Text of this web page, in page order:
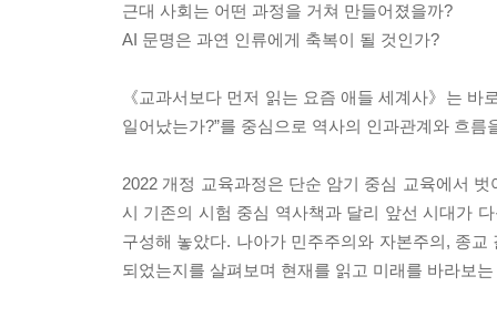
근대 사회는 어떤 과정을 거쳐 만들어졌을까?
AI 문명은 과연 인류에게 축복이 될 것인가?
《교과서보다 먼저 읽는 요즘 애들 세계사》는
일어났는가?”를 중심으로 역사의 인과관계와 흐
2022 개정 교육과정은 단순 암기 중심 교육에서
시 기존의 시험 중심 역사책과 달리 앞선 시대가
구성해 놓았다. 나아가 민주주의와 자본주의, 종
되었는지를 살펴보며 현재를 읽고 미래를 바라보